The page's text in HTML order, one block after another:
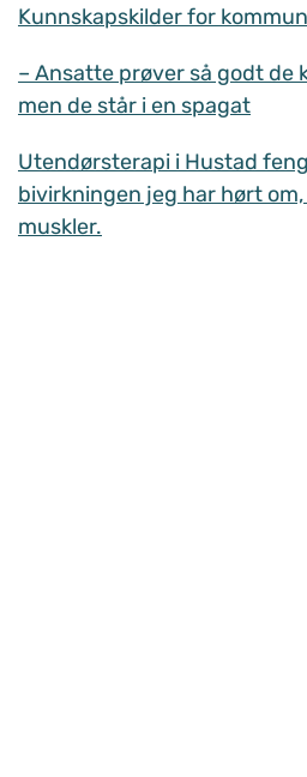
Kunnskapskilder for
– Ansatte prøver så godt de
men de står i en spagat
Utendørsterapi i Hustad
bivirkningen jeg har hørt
muskler.